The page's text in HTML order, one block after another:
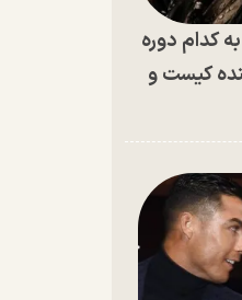
کدام دوره
کیست و